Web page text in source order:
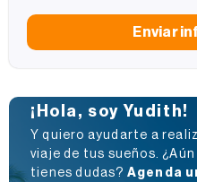
Enviar
¡Hola, soy Yudith!
Y quiero ayudarte a
viaje de tus sueños. ¿Aún
tienes dudas? Agenda